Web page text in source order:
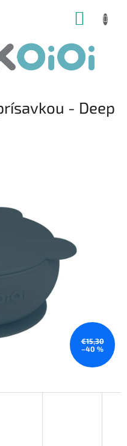
- Deep
€15,30
–40 %